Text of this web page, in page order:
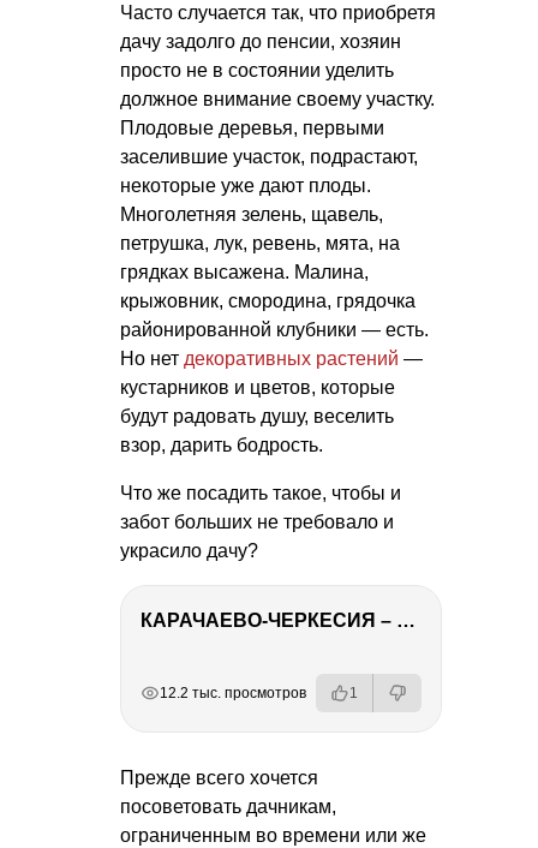
Часто случается так, что приобретя
дачу задолго до пенсии, хозяин
просто не в состоянии уделить
должное внимание своему участку.
Плодовые деревья, первыми
заселившие участок, подрастают,
некоторые уже дают плоды.
Многолетняя зелень, щавель,
петрушка, лук, ревень, мята, на
грядках высажена. Малина,
крыжовник, смородина, грядочка
районированной клубники — есть.
Но нет декоративных растений —
кустарников и цветов, которые
будут радовать душу, веселить
взор, дарить бодрость.
Что же посадить такое, чтобы и
забот больших не требовало и
украсило дачу?
КАРАЧАЕВО-ЧЕРКЕСИЯ – ПУТЕШЕСТВИЕ НА КАВКАЗ часть 2
12.2 тыс. просмотров 1
Прежде всего хочется
посоветовать дачникам,
ограниченным во времени или же